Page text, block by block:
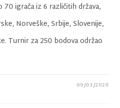
igrača iz 6 različitih država,
Norveške, Srbije, Slovenije,
Turnir za 250 bodova održao
09/03/2020